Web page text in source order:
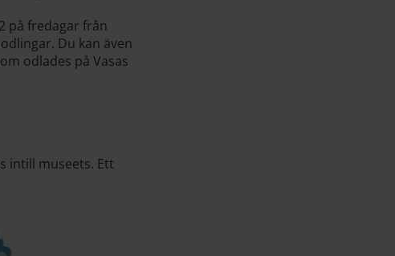
på fredagar från
Du kan även
odlades på Vasas
intill museets. Ett